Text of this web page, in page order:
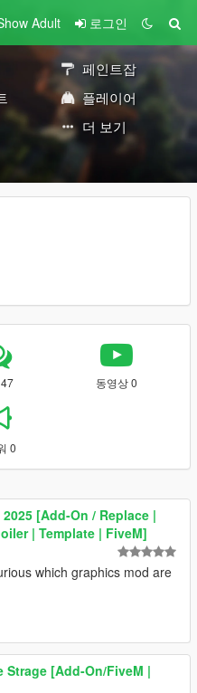
Adult 로그인
페인트잡
플레이어
더 보기
동영상 0
0
[Add-On / Replace |
| Template | FiveM]
which graphics mod are
Strage [Add-On/FiveM |